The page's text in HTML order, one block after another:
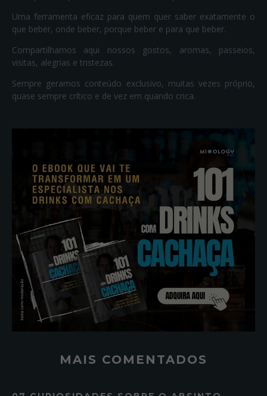
Uma ferramenta eficaz para quem quer saber exatamente o
que beber, onde beber, porque beber e para que beber.
Compartilhamos aqui nossos gostos, aromas, passeios,
visitas, alegrias e tristezas.
Sempre geramos conteúdo exclusivo, muitas vezes próprio,
quase sempre crítico e de vez em quando crica.
MAIS COMENTADOS